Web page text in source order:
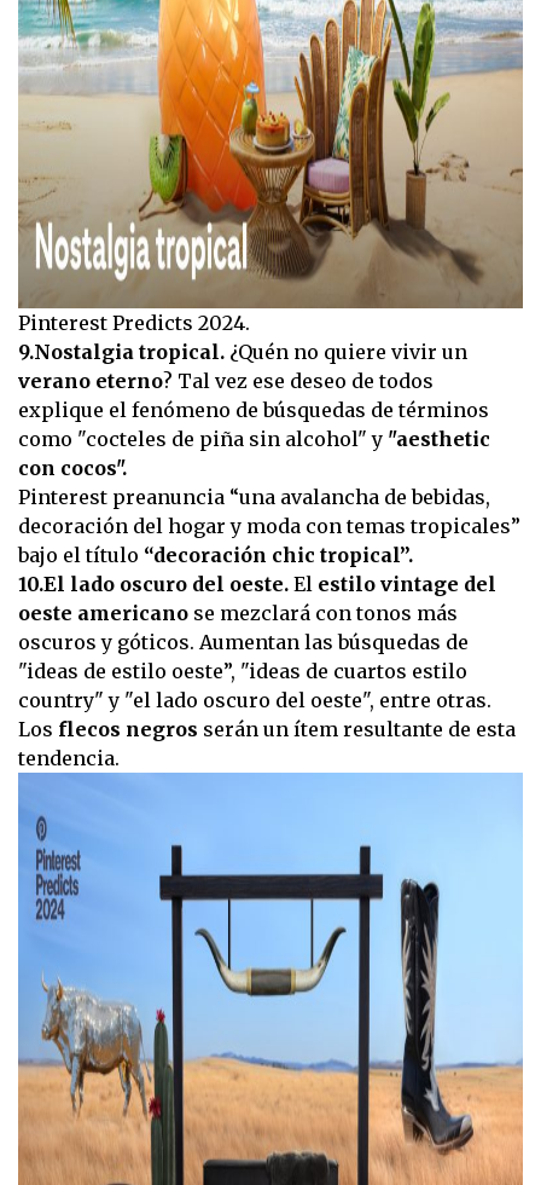
Pinterest Predicts 2024.
9.Nostalgia tropical. ¿Quén no quiere vivir un
verano eterno? Tal vez ese deseo de todos
explique el fenómeno de búsquedas de términos
como "cocteles de piña sin alcohol" y "aesthetic
con cocos".
Pinterest preanuncia “una avalancha de bebidas,
decoración del hogar y moda con temas tropicales”
bajo el título “decoración chic tropical”.
10.El lado oscuro del oeste. El estilo vintage del
oeste americano se mezclará con tonos más
oscuros y góticos. Aumentan las búsquedas de
"ideas de estilo oeste”, "ideas de cuartos estilo
country" y "el lado oscuro del oeste", entre otras.
Los flecos negros serán un ítem resultante de esta
tendencia.